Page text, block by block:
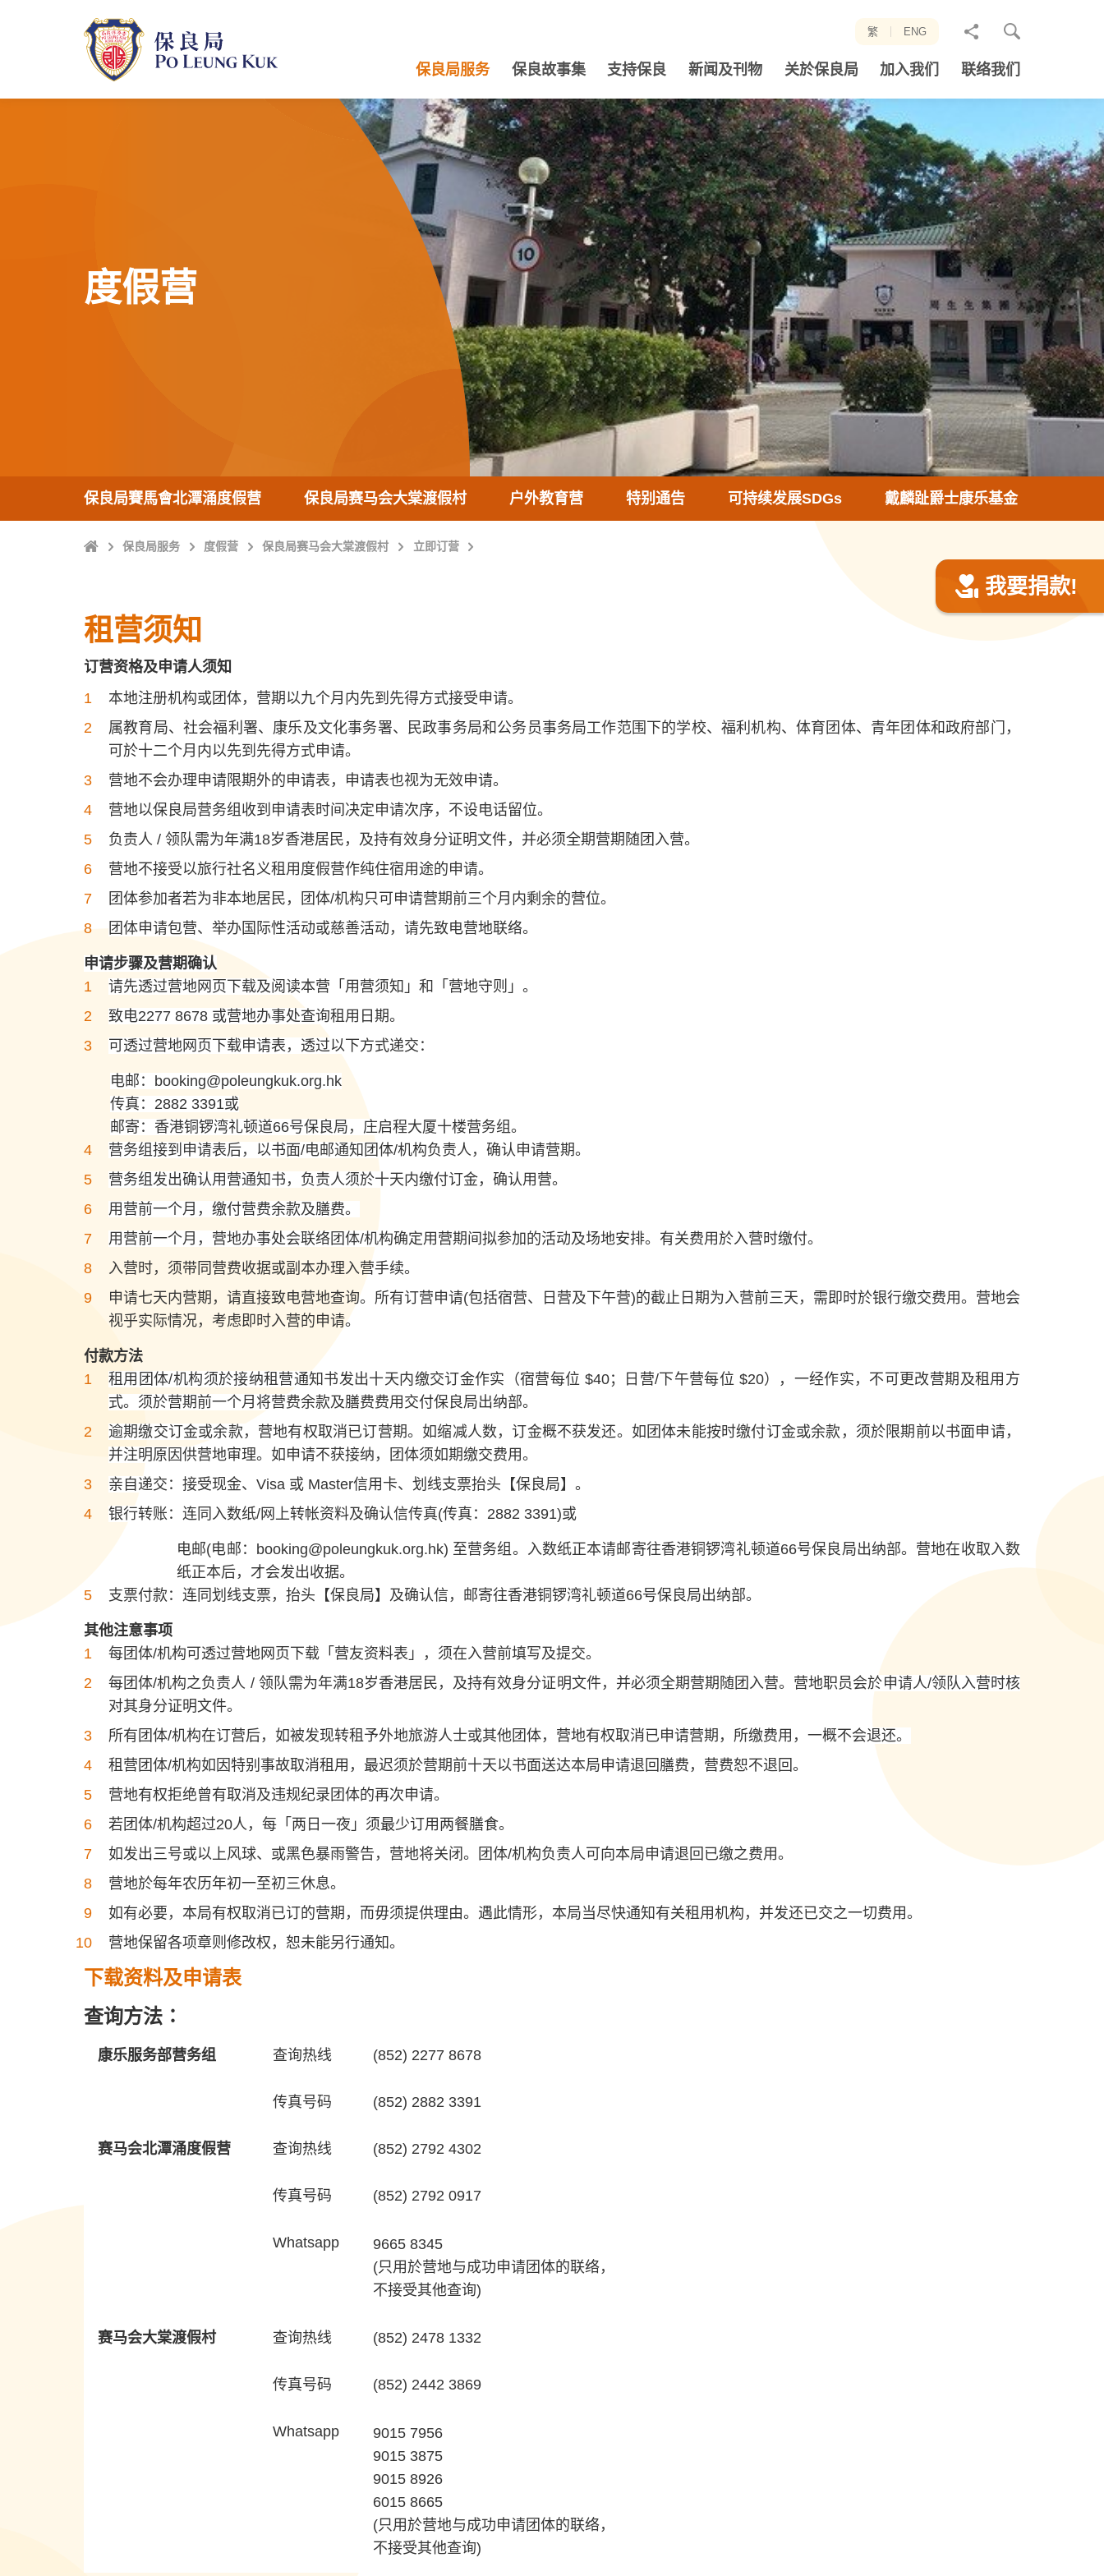
繁 ENG
分
至
保良局服务 保良故事集 支持保良 新闻及刊物 关於保良局 加入我们 联络我们
度假营
保良局賽馬會北潭涌度假营 保良局赛马会大棠渡假村 户外教育营 特别通告 可持续发展SDGs 戴麟趾爵士康乐基金
Home保良局服务 度假营 保良局赛马会大棠渡假村 立即订营
我要捐款!
租营须知
订营资格及申请人须知
本地注册机构或团体，营期以九个月内先到先得方式接受申请。
属教育局、社会福利署、康乐及文化事务署、民政事务局和公务员事务局工作范围下的学校、福利机构、体育团体、青年团体和政府部门，
可於十二个月内以先到先得方式申请。
营地不会办理申请限期外的申请表，申请表也视为无效申请。
营地以保良局营务组收到申请表时间决定申请次序，不设电话留位。
负责人 / 领队需为年满18岁香港居民，及持有效身分证明文件，并必须全期营期随团入营。
营地不接受以旅行社名义租用度假营作纯住宿用途的申请。
团体参加者若为非本地居民，团体/机构只可申请营期前三个月内剩余的营位。
团体申请包营、举办国际性活动或慈善活动，请先致电营地联络。
申请步骤及营期确认
请先透过营地网页下载及阅读本营「用营须知」和「营地守则」。
致电2277 8678 或营地办事处查询租用日期。
可透过营地网页下载申请表，透过以下方式递交：
电邮： booking@poleungkuk.org.hk
传真：2882 3391或
邮寄：香港铜锣湾礼顿道66号保良局，庄启程大厦十楼营务组。
营务组接到申请表后，以书面/电邮通知团体/机构负责人，确认申请营期。
营务组发出确认用营通知书，负责人须於十天内缴付订金，确认用营。
用营前一个月，缴付营费余款及膳费。
用营前一个月，营地办事处会联络团体/机构确定用营期间拟参加的活动及场地安排。有关费用於入营时缴付。
入营时，须带同营费收据或副本办理入营手续。
申请七天内营期，请直接致电营地查询。所有订营申请(包括宿营、日营及下午营)的截止日期为入营前三天，需即时於银行缴交费用。营地会
视乎实际情况，考虑即时入营的申请。
付款方法
租用团体/机构须於接纳租营通知书发出十天内缴交订金作实（宿营每位 $40；日营/下午营每位 $20），一经作实，不可更改营期及租用方
式。须於营期前一个月将营费余款及膳费费用交付保良局出纳部。
逾期缴交订金或余款，营地有权取消已订营期。如缩减人数，订金概不获发还。如团体未能按时缴付订金或余款，须於限期前以书面申请，
并注明原因供营地审理。如申请不获接纳，团体须如期缴交费用。
亲自递交：接受现金、Visa 或 Master信用卡、划线支票抬头【保良局】。
银行转账：连同入数纸/网上转帐资料及确认信传真(传真：2882 3391)或
电邮(电邮： booking@poleungkuk.org.hk) 至营务组。入数纸正本请邮寄往香港铜锣湾礼顿道66号保良局出纳部。营地在收取入数
纸正本后，才会发出收据。
支票付款：连同划线支票，抬头【保良局】及确认信，邮寄往香港铜锣湾礼顿道66号保良局出纳部。
其他注意事项
每团体/机构可透过营地网页下载「营友资料表」，须在入营前填写及提交。
每团体/机构之负责人 / 领队需为年满18岁香港居民，及持有效身分证明文件，并必须全期营期随团入营。营地职员会於申请人/领队入营时核
对其身分证明文件。
所有团体/机构在订营后，如被发现转租予外地旅游人士或其他团体，营地有权取消已申请营期，所缴费用，一概不会退还。
租营团体/机构如因特别事故取消租用，最迟须於营期前十天以书面送达本局申请退回膳费，营费恕不退回。
营地有权拒绝曾有取消及违规纪录团体的再次申请。
若团体/机构超过20人，每「两日一夜」须最少订用两餐膳食。
如发出三号或以上风球、或黑色暴雨警告，营地将关闭。团体/机构负责人可向本局申请退回已缴之费用。
营地於每年农历年初一至初三休息。
如有必要，本局有权取消已订的营期，而毋须提供理由。遇此情形，本局当尽快通知有关租用机构，并发还已交之一切费用。
营地保留各项章则修改权，恕未能另行通知。
下载资料及申请表
查询方法∶
康乐服务部营务组 查询热线 (852) 2277 8678
传真号码 (852) 2882 3391
赛马会北潭涌度假营 查询热线 (852) 2792 4302
传真号码 (852) 2792 0917
Whatsapp
9665 8345
(只用於营地与成功申请团体的联络，
不接受其他查询)
赛马会大棠渡假村 查询热线 (852) 2478 1332
传真号码 (852) 2442 3869
Whatsapp
9015 7956
9015 3875
9015 8926
6015 8665
(只用於营地与成功申请团体的联络，
不接受其他查询)